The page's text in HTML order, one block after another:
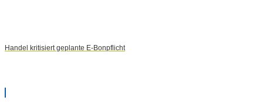
Handel kritisiert geplante E-Bonpflicht